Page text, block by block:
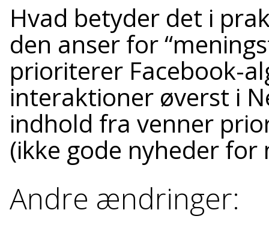
Hvad betyder det i
den anser for
prioriterer Facebook-
interaktioner øverst i
indhold fra venner
(ikke gode nyheder
Andre ændringer: